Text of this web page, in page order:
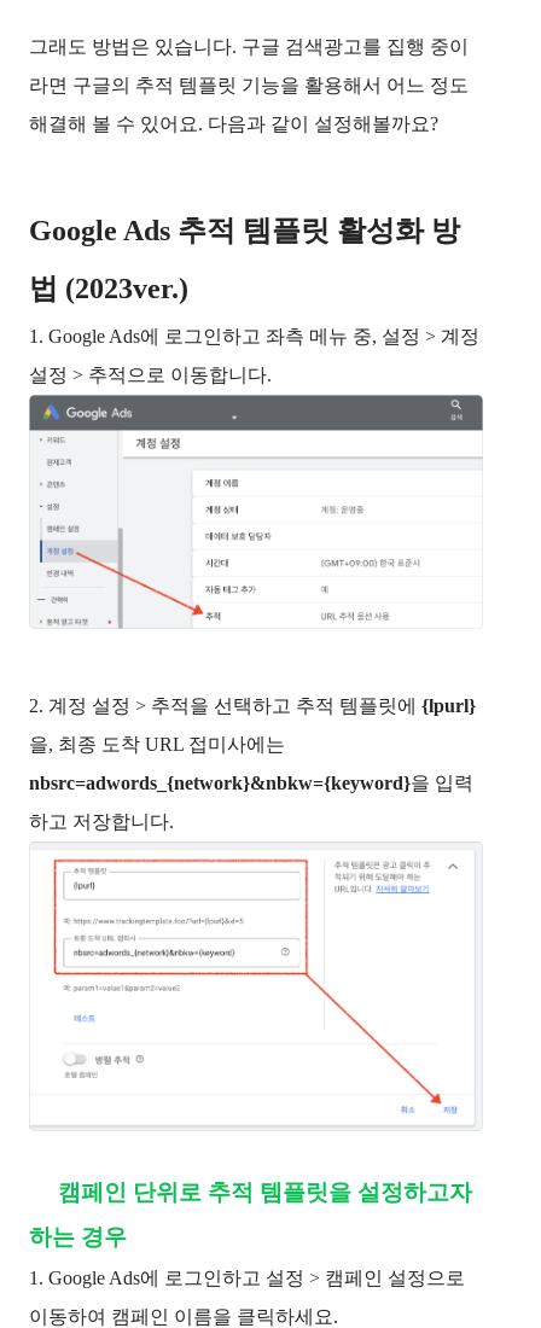
그래도 방법은 있습니다. 구글 검색광고를 집행 중이
라면 구글의 추적 템플릿 기능을 활용해서 어느 정도
해결해 볼 수 있어요. 다음과 같이 설정해볼까요?
Google Ads 추적 템플릿 활성화 방
법 (2023ver.)
1. Google Ads에 로그인하고 좌측 메뉴 중, 설정 > 계정
설정 > 추적으로 이동합니다.
2. 계정 설정 > 추적을 선택하고 추적 템플릿에 {lpurl}
nbsrc=adwords_{network}&nbkw={keyword}을 입력
하고 저장합니다.
캠페인 단위로 추적 템플릿을 설정하고자
하는 경우
1. Google Ads에 로그인하고 ​설정 > 캠페인 설정으로
이동하여 캠페인 이름을 클릭하세요.